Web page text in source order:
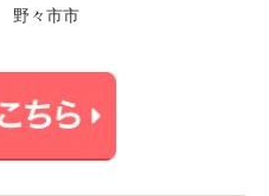
野々市市